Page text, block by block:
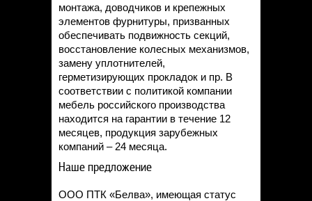
монтажа, доводчиков и крепежных
элементов фурнитуры, призванных
обеспечивать подвижность секций,
восстановление колесных механизмов,
замену уплотнителей,
герметизирующих прокладок и пр. В
соответствии с политикой компании
мебель российского производства
находится на гарантии в течение 12
месяцев, продукция зарубежных
компаний – 24 месяца.
Наше предложение
ООО ПТК «Белва», имеющая статус